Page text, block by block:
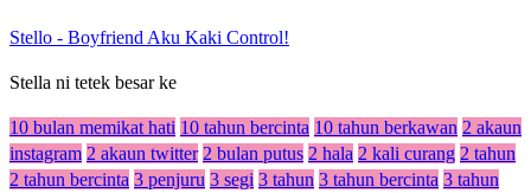
Stello - Boyfriend Aku Kaki Control!
Stella ni tetek besar ke
10 bulan memikat hati 10 tahun bercinta 10 tahun berkawan 2 akaun
instagram 2 akaun twitter 2 bulan putus 2 hala 2 kali curang 2 tahun
2 tahun bercinta 3 penjuru 3 segi 3 tahun 3 tahun bercinta 3 tahun